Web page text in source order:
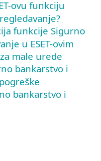
ovu funkciju
funkcije Sigurno
u ESET-ovim
male urede
bankarstvo i
bankarstvo i